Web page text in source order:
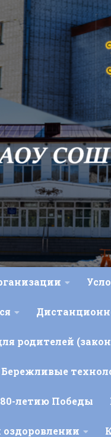
родителей
Бережливые
летию Победы